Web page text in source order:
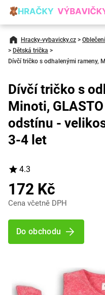
Hracky-vybavicky.cz > Oblečení
> Dětská trička >
Dívčí tričko s odhalenými rameny,
Dívčí tričko s
Minoti,
odstínu -
3-4 let
4.3
172 Kč
Cena včetně DPH
Do obchodu